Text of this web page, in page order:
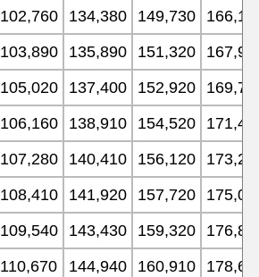
102,760 134,380 149,730
103,890 135,890 151,320
105,020 137,400 152,920
106,160 138,910 154,520
107,280 140,410 156,120
108,410 141,920 157,720
109,540 143,430 159,320
110,670 144,940 160,910